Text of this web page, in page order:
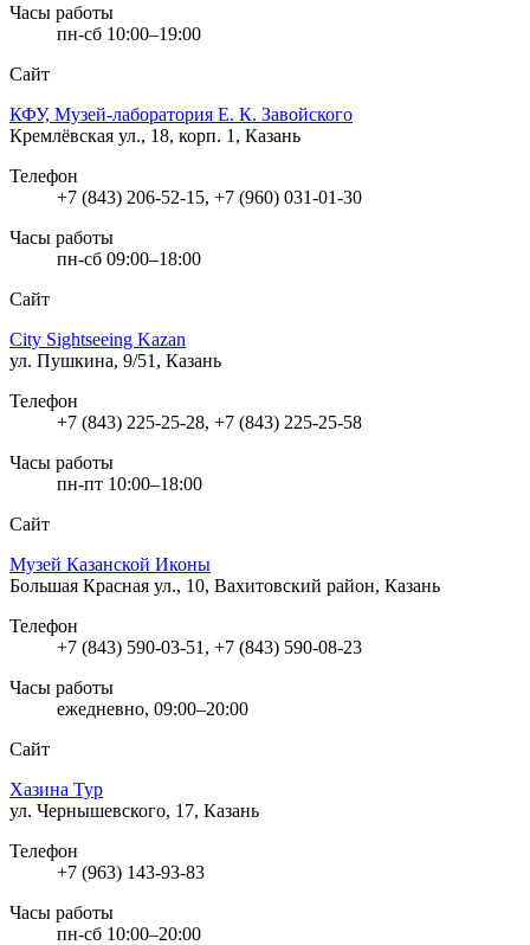
Часы работы
пн-сб 10:00–19:00
Сайт
КФУ, Музей-лаборатория Е. К. Завойского
Кремлёвская ул., 18, корп. 1, Казань
Телефон
+7 (843) 206-52-15, +7 (960) 031-01-30
Часы работы
пн-сб 09:00–18:00
Сайт
City Sightseeing Kazan
ул. Пушкина, 9/51, Казань
Телефон
+7 (843) 225-25-28, +7 (843) 225-25-58
Часы работы
пн-пт 10:00–18:00
Сайт
Музей Казанской Иконы
Большая Красная ул., 10, Вахитовский район, Казань
Телефон
+7 (843) 590-03-51, +7 (843) 590-08-23
Часы работы
ежедневно, 09:00–20:00
Сайт
Хазина Тур
ул. Чернышевского, 17, Казань
Телефон
+7 (963) 143-93-83
Часы работы
пн-сб 10:00–20:00